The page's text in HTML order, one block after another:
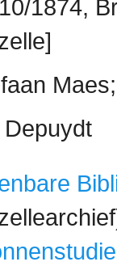
1874,
Depuydt